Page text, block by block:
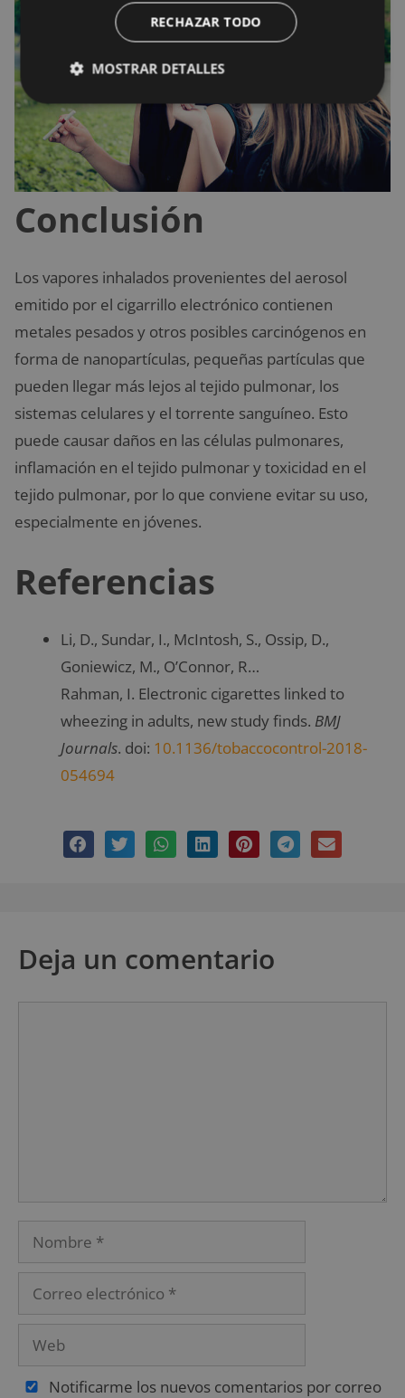
Conclusión
Los vapores inhalados provenientes del aerosol
emitido por el cigarrillo electrónico contienen
metales pesados ​​y otros posibles carcinógenos en
forma de nanopartículas, pequeñas partículas que
pueden llegar más lejos al tejido pulmonar, los
sistemas celulares y el torrente sanguíneo. Esto
puede causar daños en las células pulmonares,
inflamación en el tejido pulmonar y toxicidad en el
tejido pulmonar, por lo que conviene evitar su uso,
especialmente en jóvenes.
Referencias
Li, D., Sundar, I., McIntosh, S., Ossip, D.,
Goniewicz, M., O’Connor, R…
Rahman, I. Electronic cigarettes linked to
wheezing in adults, new study finds. BMJ
Journals. doi: 10.1136/tobaccocontrol-2018-
054694
Deja un comentario
Notificarme los nuevos comentarios por correo
RECHAZAR TODO
MOSTRAR DETALLES